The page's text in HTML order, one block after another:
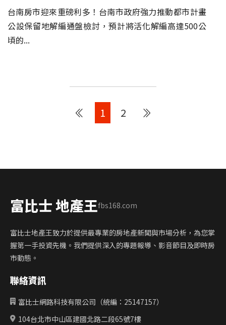
台南房市迎來重磅利多！台南市政府強力推動都市計畫
公設保留地解編通盤檢討，預計將活化解編高達500公
頃的...
1 2
富比士 地產王fbs168.com
富比士地產王致力於提供最專業的房地產新聞與市場分析，為您掌
握第一手投資先機。我們提供深入的專題報導、影音節目及即時房
市動態。
聯絡資訊
富比士網路科技有限公司（統編：25147157）
104台北市中山區建國北路二段65號7樓